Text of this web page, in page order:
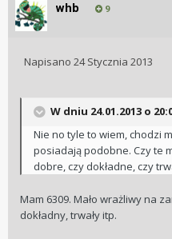
whb 9
Napisano 24 Stycznia 2013
W dniu 24.01.2013 o
Nie no tyle to wiem, chodzi
posiadają podobne. Czy te
dobre, czy dokładne, czy
Mam 6309. Mało wrażliwy na
dokładny, trwały itp.